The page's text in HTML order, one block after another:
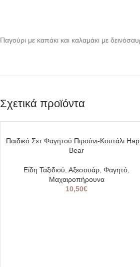
Παγούρι με καπάκι και καλαμάκι με
Σχετικά προϊόντα
Παιδικό Σετ Φαγητού Πιρούνι-Κουτάλι
Bear
Είδη Ταξιδιού Αξεσουάρ Φαγητό
Μαχαιροπήρουνα
10,50€